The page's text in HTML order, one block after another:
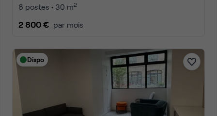
8 postes • 30 m2
2 800 € par mois
Dispo